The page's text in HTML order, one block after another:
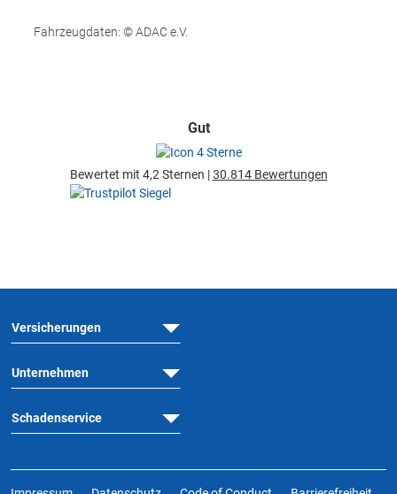
Fahrzeugdaten: © ADAC e.V.
Gut
Bewertet mit 4,2 Sternen |30.814 Bewertungen
Versicherungen
Unternehmen
Schadenservice